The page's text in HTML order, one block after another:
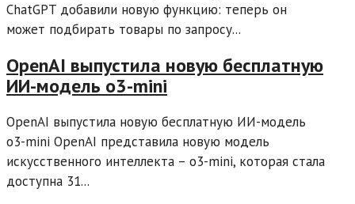
ChatGPT добавили новую функцию: теперь он
может подбирать товары по запросу...
OpenAI выпустила новую бесплатную
ИИ-модель o3-mini
OpenAI выпустила новую бесплатную ИИ-модель
o3-mini OpenAI представила новую модель
искусственного интеллекта – o3-mini, которая стала
доступна 31...